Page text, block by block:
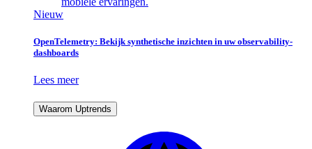
Nieuw
OpenTelemetry: Bekijk synthetische inzichten in uw observability-
dashboards
Lees meer
Waarom Uptrends